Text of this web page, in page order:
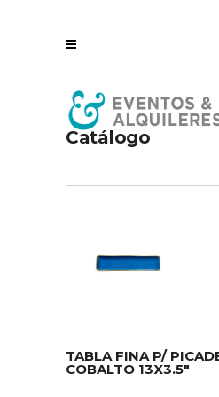
Catálogo
TABLA FINA P/
COBALTO 13X3.5″